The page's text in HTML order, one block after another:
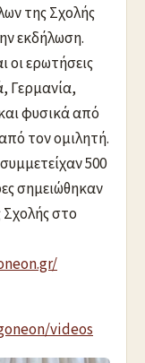
της Σχολής
εκδήλωση.
οι ερωτήσεις
Γερμανία,
φυσικά από
τον ομιλητή.
500
σημειώθηκαν
στο
videos